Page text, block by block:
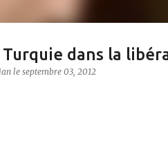
Turquie dans la
le septembre 03, 2012